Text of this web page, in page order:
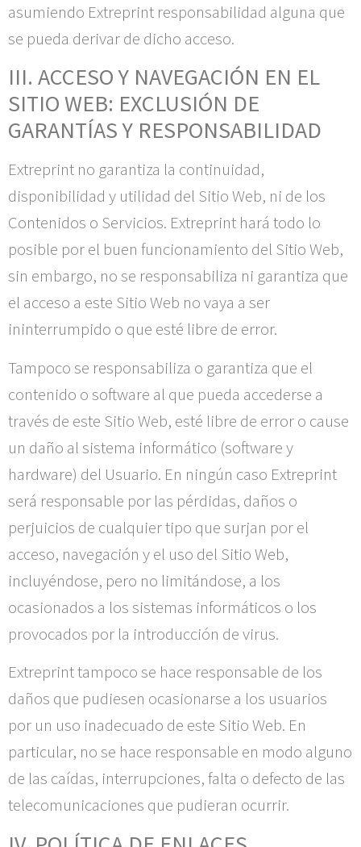
asumiendo Extreprint responsabilidad alguna que
se pueda derivar de dicho acceso.
III. ACCESO Y NAVEGACIÓN EN EL
SITIO WEB: EXCLUSIÓN DE
GARANTÍAS Y RESPONSABILIDAD
Extreprint no garantiza la continuidad,
disponibilidad y utilidad del Sitio Web, ni de los
Contenidos o Servicios. Extreprint hará todo lo
posible por el buen funcionamiento del Sitio Web,
sin embargo, no se responsabiliza ni garantiza que
el acceso a este Sitio Web no vaya a ser
ininterrumpido o que esté libre de error.
Tampoco se responsabiliza o garantiza que el
contenido o software al que pueda accederse a
través de este Sitio Web, esté libre de error o cause
un daño al sistema informático (software y
hardware) del Usuario. En ningún caso Extreprint
será responsable por las pérdidas, daños o
perjuicios de cualquier tipo que surjan por el
acceso, navegación y el uso del Sitio Web,
incluyéndose, pero no limitándose, a los
ocasionados a los sistemas informáticos o los
provocados por la introducción de virus.
Extreprinttampoco se hace responsable de los
daños que pudiesen ocasionarse a los usuarios
por un uso inadecuado de este Sitio Web. En
particular, no se hace responsable en modo alguno
de las caídas, interrupciones, falta o defecto de las
telecomunicaciones que pudieran ocurrir.